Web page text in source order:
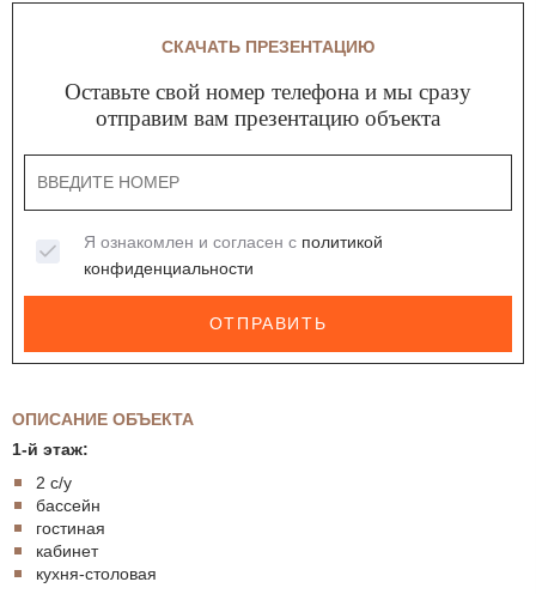
ОПИСАНИЕ ОБЪЕКТА
1-й этаж:
2 с/у
бассейн
гостиная
кабинет
кухня-столовая
СКАЧАТЬ ПРЕЗЕНТАЦИЮ
Оставьте свой номер телефона и мы сразу
отправим вам презентацию объекта
Я ознакомлен и согласен с политикой
конфиденциальности
ОТПРАВИТЬ